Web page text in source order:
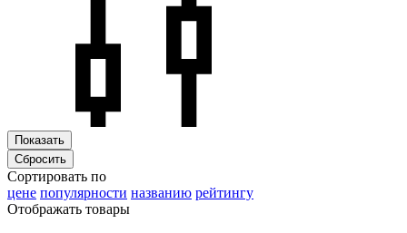
Сортировать по
цене популярности названию рейтингу
Отображать товары